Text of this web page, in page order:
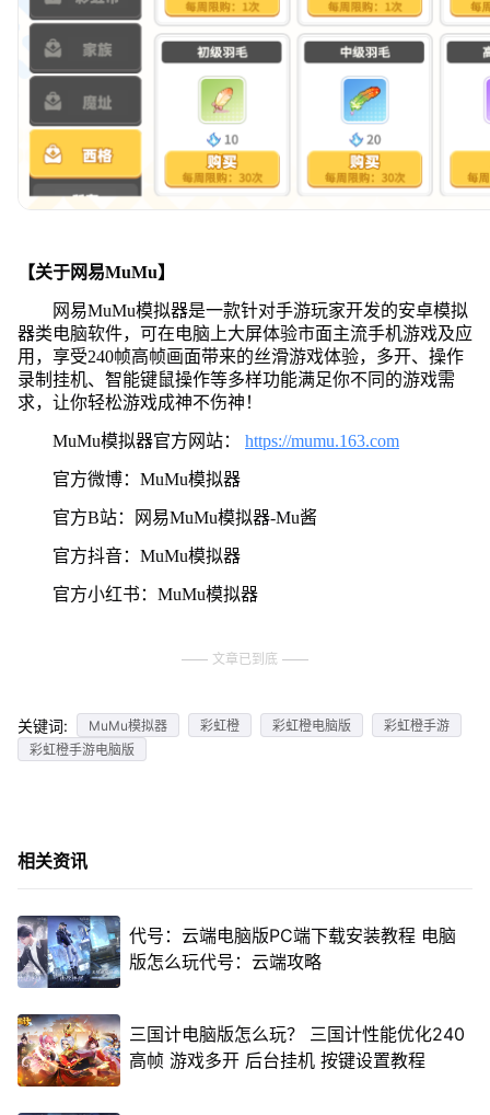
【关于网易MuMu】
网易MuMu模拟器是一款针对手游玩家开发的安卓模拟
器类电脑软件，可在电脑上大屏体验市面主流手机游戏及应
用，享受240帧高帧画面带来的丝滑游戏体验，多开、操作
录制挂机、智能键鼠操作等多样功能满足你不同的游戏需
求，让你轻松游戏成神不伤神！
MuMu模拟器官方网站： https://mumu.163.com
官方微博：MuMu模拟器
官方B站：网易MuMu模拟器-Mu酱
官方抖音：MuMu模拟器
官方小红书：MuMu模拟器
文章已到底
关键词: MuMu模拟器 彩虹橙 彩虹橙电脑版
彩虹橙手游
彩虹橙手游电脑版
相关资讯
代号：云端电脑版PC端下载安装教程 电脑
版怎么玩代号：云端攻略
三国计电脑版怎么玩？ 三国计性能优化240
高帧 游戏多开 后台挂机 按键设置教程